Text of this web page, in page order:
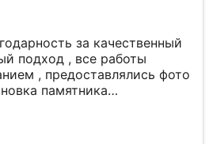
за качественный
подход , все работы
, предоставлялись фото
памятника
спасибо компании